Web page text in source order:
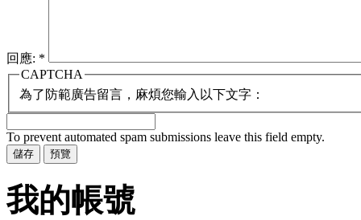
回應: *
CAPTCHA
為了防範廣告留言，麻煩您輸入以下文字：
To prevent automated spam submissions leave this field empty.
我的帳號